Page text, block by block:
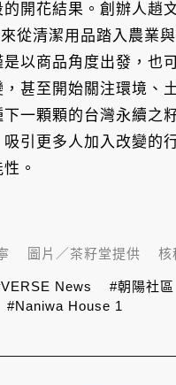
的開花結果。創辦人趙
從清潔用品踏入農業
是以商品角度出發，也
甚至開始關注環境、
一顆顆的台灣永續之
引更多人加入改變的
。
圖片／茶籽堂提供 核
News #朝陽社區
#Naniwa House 1